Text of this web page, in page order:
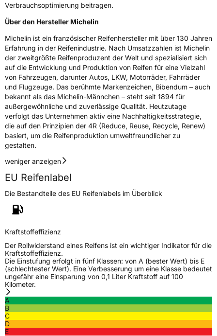
Verbrauchsoptimierung beitragen.
Über den Hersteller Michelin
Michelin ist ein französischer Reifenhersteller mit über 130 Jahren
Erfahrung in der Reifenindustrie. Nach Umsatzzahlen ist Michelin
der zweitgrößte Reifenproduzent der Welt und spezialisiert sich
auf die Entwicklung und Produktion von Reifen für eine Vielzahl
von Fahrzeugen, darunter Autos, LKW, Motorräder, Fahrräder
und Flugzeuge. Das berühmte Markenzeichen, Bibendum – auch
bekannt als das Michelin-Männchen – steht seit 1894 für
außergewöhnliche und zuverlässige Qualität. Heutzutage
verfolgt das Unternehmen aktiv eine Nachhaltigkeitsstrategie,
die auf den Prinzipien der 4R (Reduce, Reuse, Recycle, Renew)
basiert, um die Reifenproduktion umweltfreundlicher zu
gestalten.
weniger anzeigen
EU Reifenlabel
Die Bestandteile des EU Reifenlabels im Überblick
Kraftstoffeffizienz
Der Rollwiderstand eines Reifens ist ein wichtiger Indikator für die
Kraftstoffeffizienz.
Die Einstufung erfolgt in fünf Klassen: von A (bester Wert) bis E
(schlechtester Wert). Eine Verbesserung um eine Klasse bedeutet
ungefähr eine Einsparung von 0,1 Liter Kraftstoff auf 100
Kilometer.
A
B
C
D
E